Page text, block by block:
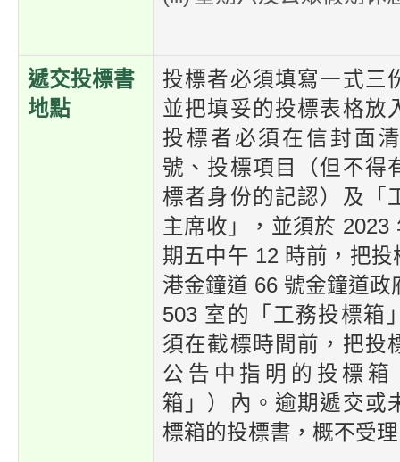
遞交投標書
地點
投標者必須填寫一式三
並把填妥的投標表格放
投標者必須在信封面
號、投標項目（但不得
標者身份的記認）及「
主席收」，並須於 2023
期五中午 12 時前，把
港金鐘道 66 號金鐘道政
503 室的「工務投標箱
須在截標時間前，把投
公告中指明的投標箱
箱」）內。逾期遞交或
標箱的投標書，概不受